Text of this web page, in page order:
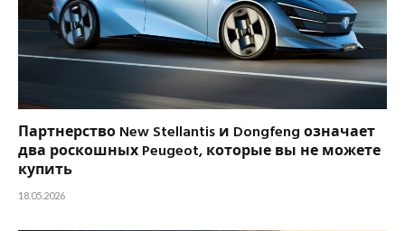
Партнерство New Stellantis и Dongfeng означает
два роскошных Peugeot, которые вы не можете
купить
18.05.2026